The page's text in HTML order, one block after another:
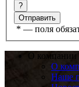
?
* — поля
О компании
О
Наше